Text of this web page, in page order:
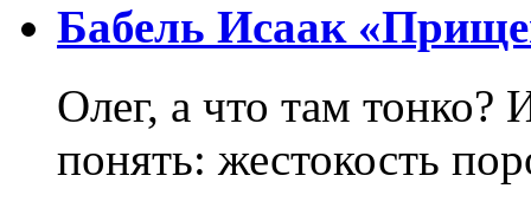
Бабель Исаак
Олег, а что там тонко?
понять: жестокость